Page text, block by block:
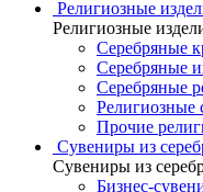
Религиозные
Религиозные
Серебряные
Серебряные
Серебряные
Религиозные
Прочие
Сувениры из
Сувениры из
Бизнес-